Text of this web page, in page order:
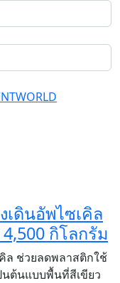
WORLD
ดินอัพไซเคิล
กิโลกรัม
ล ช่วยลดพลาสติกใช้
นต้นแบบพื้นที่สีเขียว